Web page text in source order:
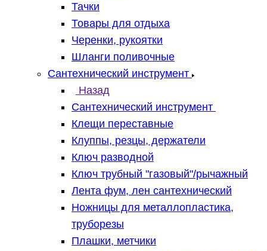
Тачки
Товары для отдыха
Черенки, рукоятки
Шланги поливочные
Сантехнический инструмент
Назад
Сантехнический инструмент
Клещи переставные
Клуппы, резцы, держатели
Ключ разводной
Ключ трубный "газовый"/рычажный
Лента фум, лен сантехнический
Ножницы для металлопластика,
труборезы
Плашки, метчики